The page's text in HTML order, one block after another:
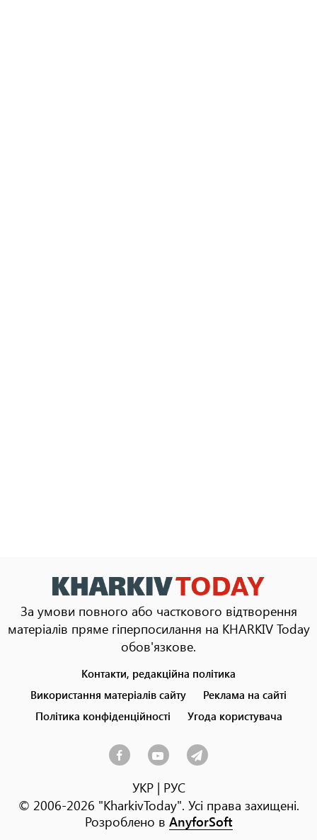
За умови повного або часткового відтворення
матеріалів пряме гіперпосилання на KHARKIV Today
обов'язкове.
menu
Контакти, редакційна політика
Використання матеріалів сайту
Реклама на сайті
Політика конфіденційності
Угода користувача
УКР| РУС
© 2006-2026 "KharkivToday". Усі права захищені.
Розроблено в AnyforSoft